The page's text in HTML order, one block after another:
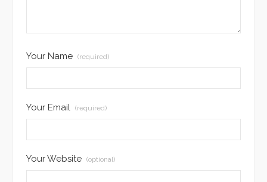
Your Name (required)
Your Email (required)
Your Website (optional)